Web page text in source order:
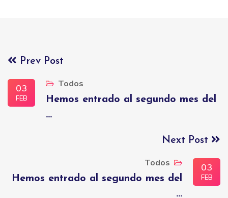
Prev Post
03
FEB
Todos
Hemos entrado al segundo mes del
...
Next Post
03
FEB
Todos
Hemos entrado al segundo mes del
...